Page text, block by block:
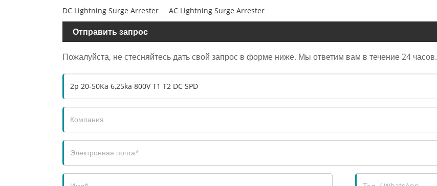
DC Lightning Surge Arrester AC Lightning Surge Arrester
Отправить запрос
Пожалуйста, не стесняйтесь дать свой запрос в форме ниже. Мы ответим вам в течение 24 часов.